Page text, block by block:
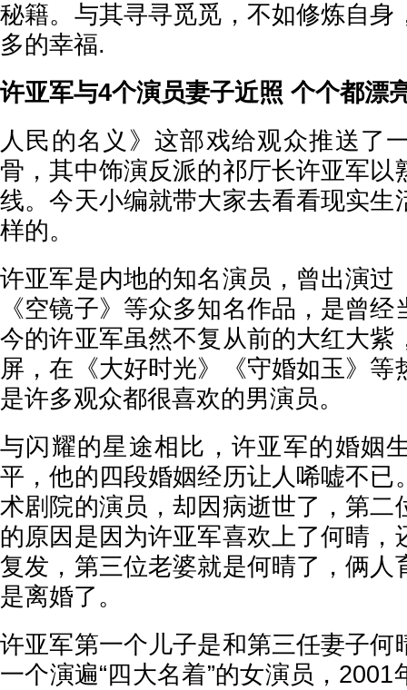
秘籍。与其寻寻觅觅，不如修炼自身
多的幸福.
许亚军与4个演员妻子近照 个个都漂
人民的名义》这部戏给观众推送了
骨，其中饰演反派的祁厅长许亚军以
线。今天小编就带大家去看看现实生
样的。
许亚军是内地的知名演员，曾出演过
《空镜子》等众多知名作品，是曾
今的许亚军虽然不复从前的大红大紫
屏，在《大好时光》《守婚如玉》等
是许多观众都很喜欢的男演员。
与闪耀的星途相比，许亚军的婚姻
平，他的四段婚姻经历让人唏嘘不已
术剧院的演员，却因病逝世了，第二
的原因是因为许亚军喜欢上了何晴，
复发，第三位老婆就是何晴了，俩人
是离婚了。
许亚军第一个儿子是和第三任妻子何
一个演遍“四大名着”的女演员，